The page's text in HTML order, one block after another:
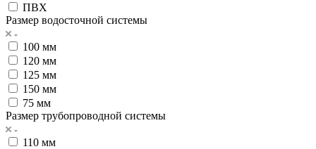
ПВХ
Размер водосточной системы
100 мм
120 мм
125 мм
150 мм
75 мм
Размер трубопроводной системы
110 мм